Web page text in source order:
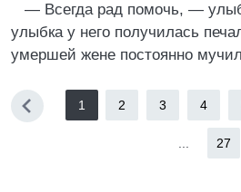
— Всегда рад помочь, —
улыбка у него получилась
умершей жене постоянно
1 2 3 4
27